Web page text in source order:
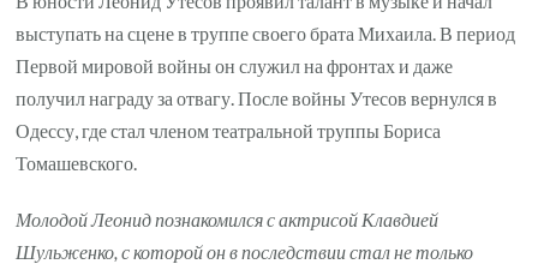
выступать на сцене в труппе своего брата Михаила. В период
Первой мировой войны он служил на фронтах и даже
получил награду за отвагу. После войны Утесов вернулся в
Одессу, где стал членом театральной труппы Бориса
Томашевского.
Молодой Леонид познакомился с актрисой Клавдией
Шульженко, с которой он в последствии стал не только